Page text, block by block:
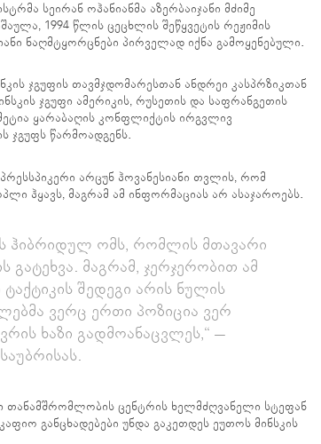
სეირან ოჰანიანმა აზერბაიჯანი მძიმე
1994 წლის ცეცხლის შეწყვეტის რეჟიმის
ნაღმტყორცნები პირველად იქნა გამოყენებული.
ჯგუფის თავმჯდომარესთან ანდრეი კასპრზიკთან
ჯგუფი ამერიკის, რუსეთის და საფრანგეთის
ყარაბაღის კონფლიქტის ირგვლივ
ჯგუფს წარმოადგენს.
არცუნ ჰოვანესიანი თვლის, რომ
ჰყავს, მაგრამ ამ ინფორმაციას არ ასაჯაროებს.
ჰიბრიდულ ომს, რომლის მთავარი
გატეხვა. მაგრამ, ჯერჯერობით ამ
შედეგი არის ნულის
ვერც ერთი პოზიცია ვერ
ხაზი გადმოანაცვლეს,“ –
ცენტრის ხელმძღვანელი სტეფან
განცხადებები უნდა გაკეთდეს ეუთოს მინსკის